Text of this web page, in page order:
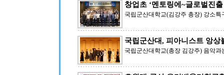
창업초 ‘멘토링에~글로벌진
국립군산대학교(김강주 총장) 강소특
국립군산대, 피아니스트 앙상
국립군산대학교(총장 김강주) 음악